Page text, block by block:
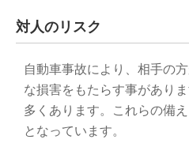
対人のリスク
自動車事故により、相手の
な損害をもたらす事があり
多くあります。これらの備
となっています。